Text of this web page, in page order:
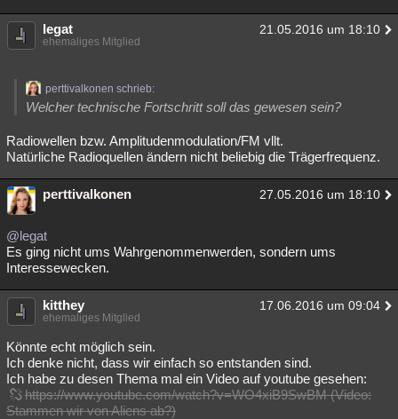
legat 21.05.2016 um 18:10
ehemaliges Mitglied
perttivalkonen schrieb:
Welcher technische Fortschritt soll das gewesen sein?
Radiowellen bzw. Amplitudenmodulation/FM vllt.
Natürliche Radioquellen ändern nicht beliebig die Trägerfrequenz.
perttivalkonen 27.05.2016 um 18:10
@legat
Es ging nicht ums Wahrgenommenwerden, sondern ums
Interessewecken.
kitthey 17.06.2016 um 09:04
ehemaliges Mitglied
Könnte echt möglich sein.
Ich denke nicht, dass wir einfach so entstanden sind.
Ich habe zu desen Thema mal ein Video auf youtube gesehen:
https://www.youtube.com/watch?v=WO4xiB9SwBM (Video:
Stammen wir von Aliens ab?)